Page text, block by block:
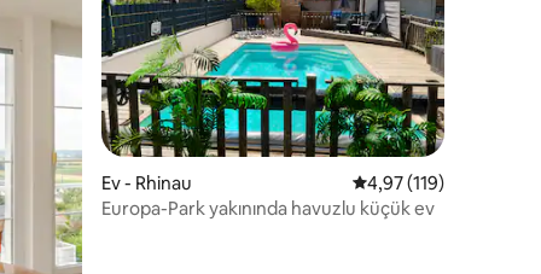
Ev - Rhinau 5 üzerinden ortalama
4,97 (119)
Europa-Park yakınında havuzlu küçük ev